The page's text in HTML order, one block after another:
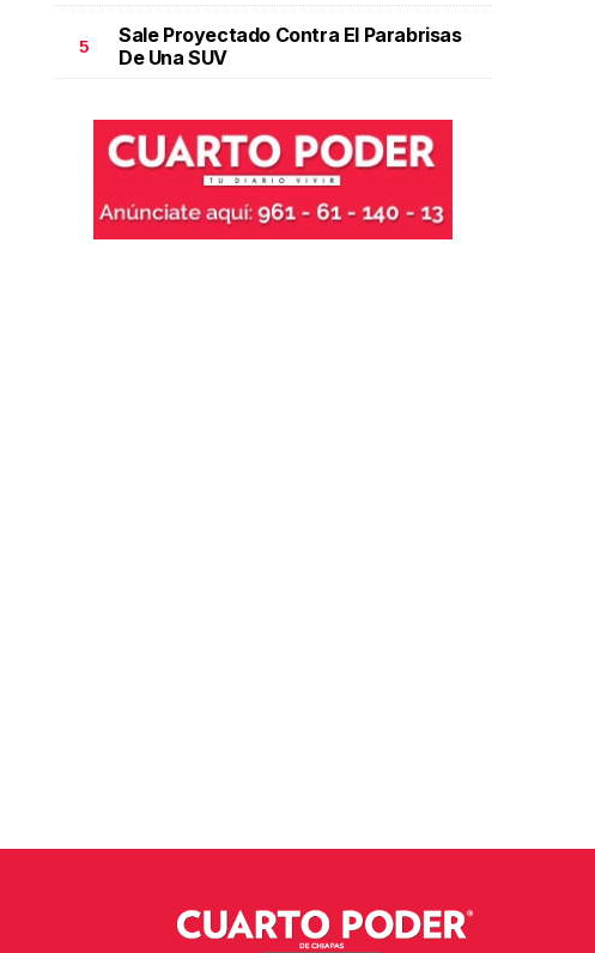
5
Sale Proyectado Contra El Parabrisas
De Una SUV